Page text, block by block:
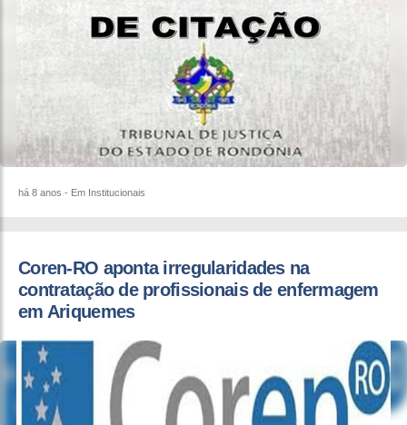
há 8 anos - Em Institucionais
​Coren-RO aponta irregularidades na
contratação de profissionais de enfermagem
em Ariquemes